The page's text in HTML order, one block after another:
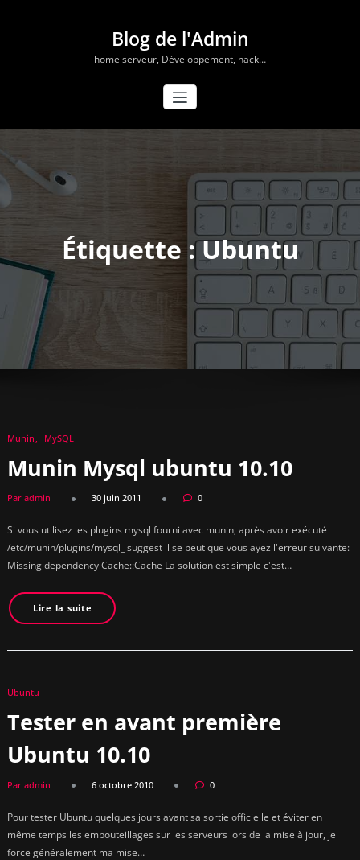
Blog de l'Admin
home serveur, Développement, hack…
Étiquette : Ubuntu
Munin MySQL
Munin Mysql ubuntu 10.10
Par admin 30 juin 2011 0
Si vous utilisez les plugins mysql fourni avec munin, après avoir exécuté
/etc/munin/plugins/mysql_ suggest il se peut que vous ayez l'erreur suivante:
Missing dependency Cache::Cache La solution est simple c'est…
Lire la suite
Ubuntu
Tester en avant première
Ubuntu 10.10
Par admin 6 octobre 2010 0
Pour tester Ubuntu quelques jours avant sa sortie officielle et éviter en
même temps les embouteillages sur les serveurs lors de la mise à jour, je
force généralement ma mise…